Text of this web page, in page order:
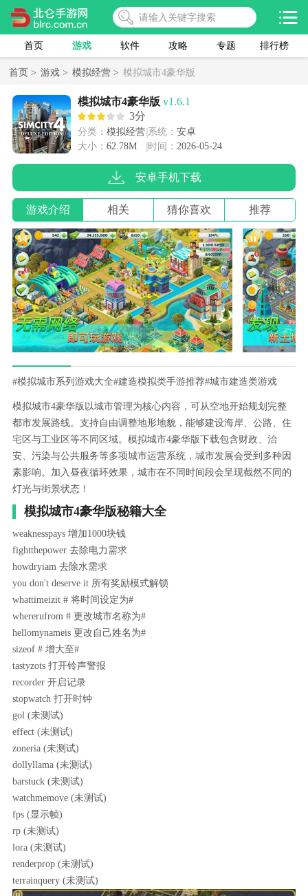
首页 游戏 软件 攻略 专题 排行榜
首页 > 游戏 > 模拟经营 > 模拟城市4豪华版
模拟城市4豪华版 v1.6.1
3分
分类： 模拟经营 系统： 安卓
大小： 62.78M 时间： 2026-05-24
安卓手机下载
游戏介绍 相关 猜你喜欢 推荐
#模拟城市系列游戏大全#建造模拟类手游推荐#城市建造类游戏
模拟城市4豪华版以城市管理为核心内容，可从空地开始规划完整
都市发展路线。支持自由调整地形地貌，能够建设海岸、公路、住
宅区与工业区等不同区域。模拟城市4豪华版下载包含财政、治
安、污染与公共服务等多项城市运营系统，城市发展会受到多种因
素影响。加入昼夜循环效果，城市在不同时间段会呈现截然不同的
灯光与街景状态！
模拟城市4豪华版秘籍大全
weaknesspays 增加1000块钱
fightthepower 去除电力需求
howdryiam 去除水需求
you don't deserve it 所有奖励模式解锁
whattimeizit # 将时间设定为#
whererufrom # 更改城市名称为#
hellomynameis 更改自己姓名为#
sizeof # 增大至#
tastyzots 打开铃声警报
recorder 开启记录
stopwatch 打开时钟
gol (未测试)
effect (未测试)
zoneria (未测试)
dollyllama (未测试)
barstuck (未测试)
watchmemove (未测试)
fps (显示帧)
rp (未测试)
lora (未测试)
renderprop (未测试)
terrainquery (未测试)